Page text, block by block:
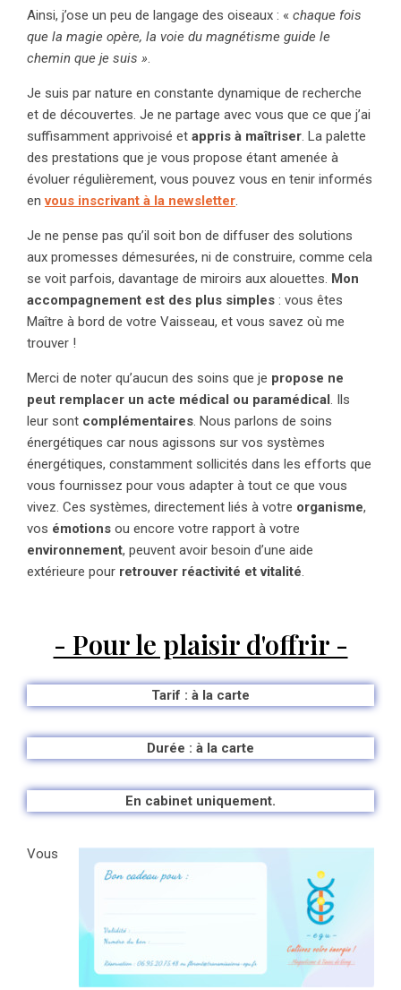
Ainsi, j’ose un peu de langage des oiseaux : « chaque fois
que la magie opère, la voie du magnétisme guide le
chemin que je suis ».
Je suis par nature en constante dynamique de recherche
et de découvertes. Je ne partage avec vous que ce que j’ai
suffisamment apprivoisé et appris à maîtriser. La palette
des prestations que je vous propose étant amenée à
évoluer régulièrement, vous pouvez vous en tenir informés
envous inscrivant à la newsletter.
Je ne pense pas qu’il soit bon de diffuser des solutions
aux promesses démesurées, ni de construire, comme cela
se voit parfois, davantage de miroirs aux alouettes. Mon
accompagnement est des plus simples : vous êtes
Maître à bord de votre Vaisseau, et vous savez où me
trouver !
Merci de noter qu’aucun des soins que je propose ne
peut remplacer un acte médical ou paramédical. Ils
leur sont complémentaires. Nous parlons de soins
énergétiques car nous agissons sur vos systèmes
énergétiques, constamment sollicités dans les efforts que
vous fournissez pour vous adapter à tout ce que vous
vivez. Ces systèmes, directement liés à votre organisme,
vos émotions ou encore votre rapport à votre
environnement, peuvent avoir besoin d’une aide
extérieure pour retrouver réactivité et vitalité.
- Pour le plaisir d'offrir -
Tarif : à la carte
Durée : à la carte
En cabinet uniquement.
Vous